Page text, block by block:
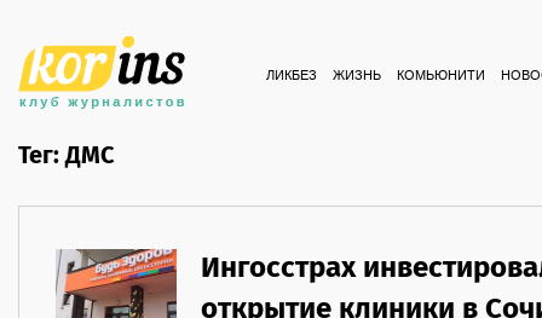
ЛИКБЕЗ ЖИЗНЬ КОМЬЮНИТИ
Тег: ДМС
Ингосстрах